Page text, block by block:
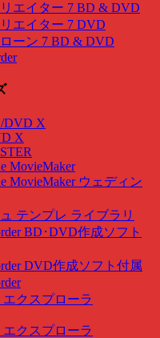
エイター 7 BD & DVD
エイター 7 DVD
ーン 7 BD & DVD
DVD X
X
MovieMaker
MovieMaker ウェディン
テンプレ ライブラリ
BD･DVD作成ソフト
DVD作成ソフト付属
エクスプローラ
エクスプローラ